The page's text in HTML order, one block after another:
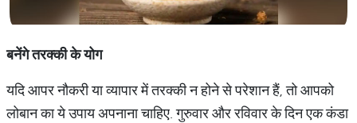
बनेंगेतरक्कीकेयोग
यदि आपर नौकरी या व्यापार में तरक्की न होने से परेशान हैं, तो आपको
लोबान का ये उपाय अपनाना चाहिए. गुरुवार और रविवार के दिन एक कंडा